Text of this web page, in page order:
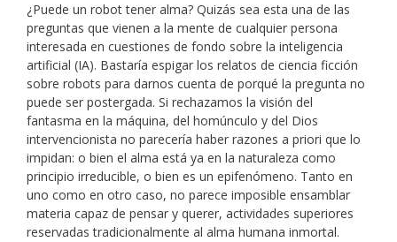
¿Puede un robot tener alma? Quizás sea esta una de las
preguntas que vienen a la mente de cualquier persona
interesada en cuestiones de fondo sobre la inteligencia
artificial (IA). Bastaría espigar los relatos de ciencia ficción
sobre robots para darnos cuenta de porqué la pregunta no
puede ser postergada. Si rechazamos la visión del
fantasma en la máquina, del homúnculo y del Dios
intervencionista no parecería haber razones a priori que lo
impidan: o bien el alma está ya en la naturaleza como
principio irreducible, o bien es un epifenómeno. Tanto en
uno como en otro caso, no parece imposible ensamblar
materia capaz de pensar y querer, actividades superiores
reservadas tradicionalmente al alma humana inmortal.